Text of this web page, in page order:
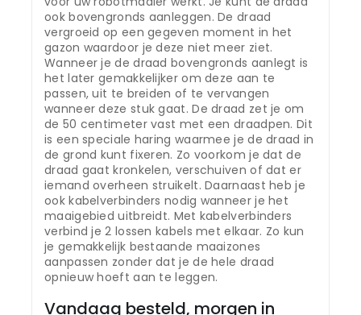
ook bovengronds aanleggen. De draad
vergroeid op een gegeven moment in het
gazon waardoor je deze niet meer ziet.
Wanneer je de draad bovengronds aanlegt is
het later gemakkelijker om deze aan te
passen, uit te breiden of te vervangen
wanneer deze stuk gaat. De draad zet je om
de 50 centimeter vast met een draadpen. Dit
is een speciale haring waarmee je de draad in
de grond kunt fixeren. Zo voorkom je dat de
draad gaat kronkelen, verschuiven of dat er
iemand overheen struikelt. Daarnaast heb je
ook kabelverbinders nodig wanneer je het
maaigebied uitbreidt. Met kabelverbinders
verbind je 2 lossen kabels met elkaar. Zo kun
je gemakkelijk bestaande maaizones
aanpassen zonder dat je de hele draad
opnieuw hoeft aan te leggen.
Vandaag besteld, morgen in